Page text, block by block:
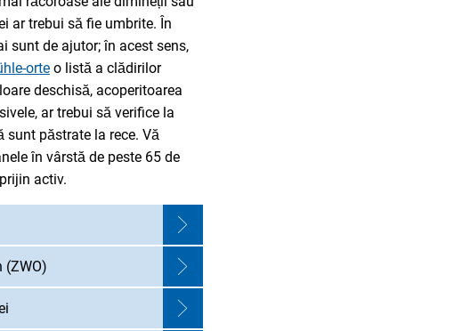
ar trebui să fie umbrite. În
sunt de ajutor; în acest sens,
orte o listă a clădirilor
deschisă, acoperitoarea
ar trebui să verifice la
păstrate la rece. Vă
în vârstă de peste 65 de
activ.
(ZWO)